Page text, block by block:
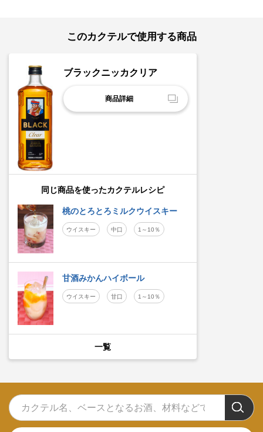
このカクテルで使用する商品
ブラックニッカクリア
商品詳細
同じ商品を使ったカクテルレシピ
桃のとろとろミルクウイスキー
ウイスキー 中口 1～10％
甘酒みかんハイボール
ウイスキー 甘口 1～10％
一覧